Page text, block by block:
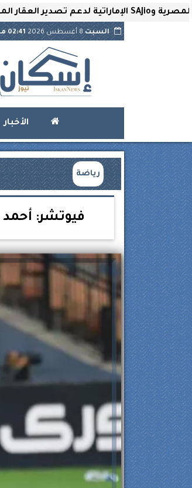
السبت8 أغسطس 2026 02:41 مـ
الأخبار
رياضة
فيوتشر: أحمد رفعت